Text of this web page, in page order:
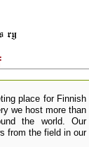
place for Finnish
we host more than
the world. Our
from the field in our